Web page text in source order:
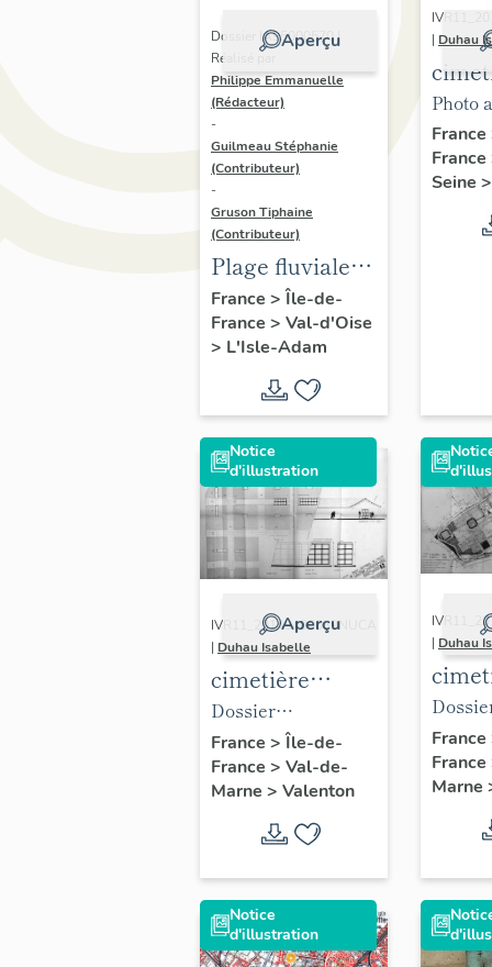
Aperçu
Dossier IA95000570 |
Réalisé par
Philippe Emmanuelle
(Rédacteur)
-
Guilmeau Stéphanie
(Contributeur)
-
Gruson Tiphaine
(Contributeur)
Plage fluviale
de L'Isle-Adam
France > Île-de-
France > Val-d'Oise
> L'Isle-Adam
| Duhau
du
Photo
1950
France
France
Seine
Notice
d'illustration
Aperçu
IVR11_20149400039NUCA
| Duhau Isabelle
cimetière
intercommunal
de la Fontaine-
Saint-Martin
Dossier
d'adjudication,
octobre 1971. Plans
des ossuaires
individuels.
France > Île-de-
France > Val-de-
Marne > Valenton
| Duhau
de la
projet,
Plan de
peut
France
France
Marne
Notice
d'illustration